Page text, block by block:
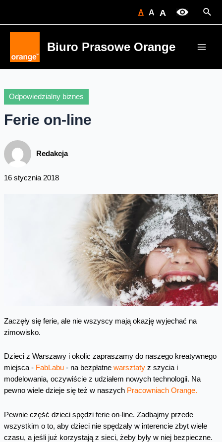
A A A
Biuro Prasowe Orange
Odpowiedzialny biznes
Ferie on-line
Redakcja
16 stycznia 2018
Zaczęły się ferie, ale nie wszyscy mają okazję wyjechać na
zimowisko.
Dzieci z Warszawy i okolic zapraszamy do naszego kreatywnego
miejsca - FabLabu- na bezpłatne warsztatyz szycia i
modelowania, oczywiście z udziałem nowych technologii. Na
pewno wiele dzieje się też w naszych Pracowniach Orange.
Pewnie część dzieci spędzi ferie on-line. Zadbajmy przede
wszystkim o to, aby dzieci nie spędzały w interencie zbyt wiele
czasu, a jeśli już korzystają z sieci, żeby były w niej bezpieczne.